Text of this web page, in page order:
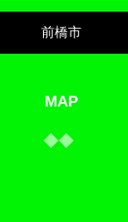
前橋市
MAP